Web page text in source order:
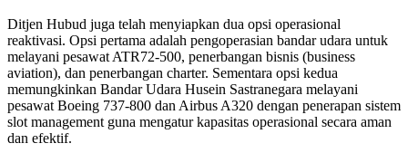
Ditjen Hubud juga telah menyiapkan dua opsi operasional
reaktivasi. Opsi pertama adalah pengoperasian bandar udara untuk
melayani pesawat ATR72-500, penerbangan bisnis (business
aviation), dan penerbangan charter. Sementara opsi kedua
memungkinkan Bandar Udara Husein Sastranegara melayani
pesawat Boeing 737-800 dan Airbus A320 dengan penerapan sistem
slot management guna mengatur kapasitas operasional secara aman
dan efektif.